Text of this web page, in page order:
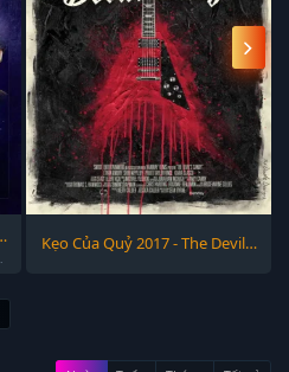
Kẹo Của Quỷ 2017 - The Devil's